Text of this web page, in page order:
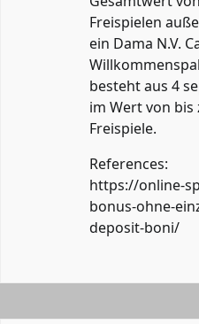
Freispielen
ein Dama N.V.
besteht aus 4
im Wert von bis
Freispiele.
References:
https://online-
bonus-ohne-
deposit-boni/